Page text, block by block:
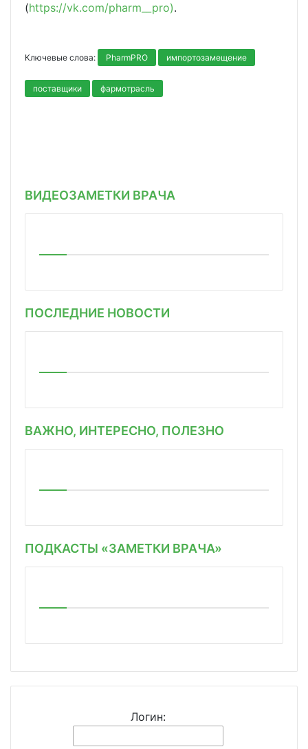
(https://vk.com/pharm__pro).
Ключевые слова: PharmPRO импортозамещение
поставщики фармотрасль
ВИДЕОЗАМЕТКИ ВРАЧА
ПОСЛЕДНИЕ НОВОСТИ
ВАЖНО, ИНТЕРЕСНО, ПОЛЕЗНО
ПОДКАСТЫ «ЗАМЕТКИ ВРАЧА»
Логин: